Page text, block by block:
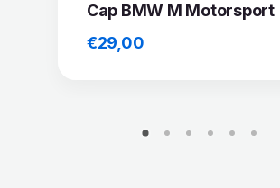
Cap BMW M Motorsport
€29,00